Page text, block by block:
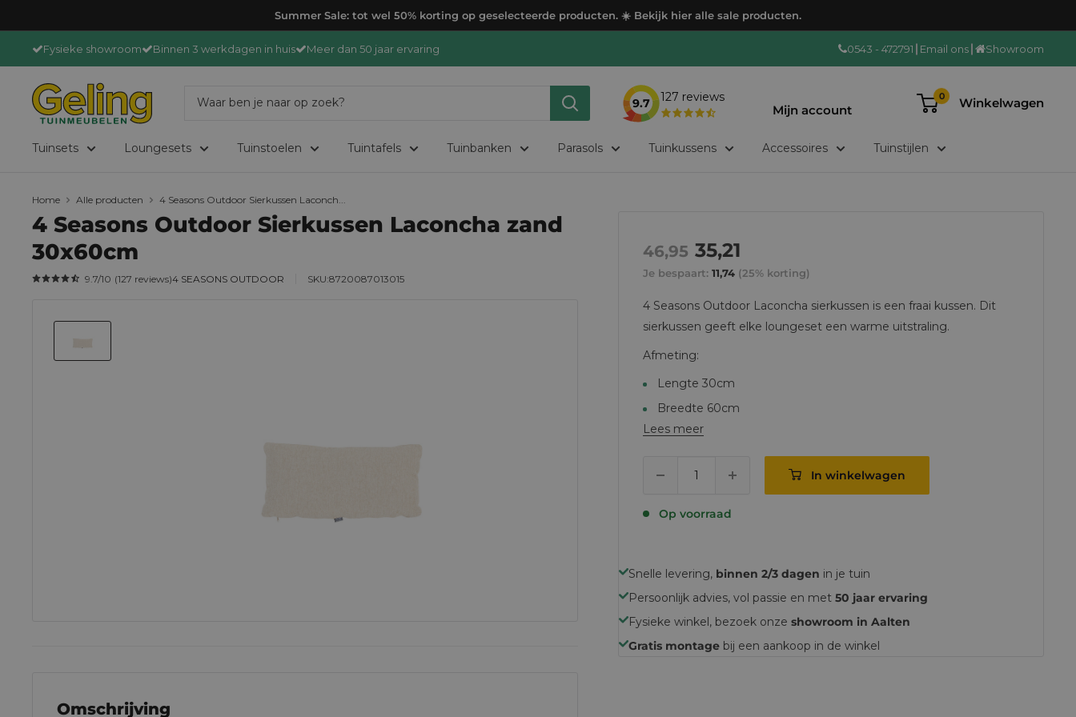
door
Summer Sale: tot wel 50% korting op geselecteerde producten. ☀️ Bekijk hier alle sale producten.
Fysieke showroom Binnen 3 werkdagen in huis Meer dan 50 jaar ervaring 0543 - 472791 Email ons Showroom
GelingTuinmeubelen
9.7 127 reviews
Mijn account
0 Winkelwagen
Tuinsets Loungesets Tuinstoelen Tuintafels Tuinbanken Parasols Tuinkussens Accessoires Tuinstijlen
Home Alle producten 4 Seasons Outdoor Sierkussen Laconch...
4 Seasons Outdoor Sierkussen Laconcha zand
30x60cm
9.7/10 (127 reviews)4 SEASONS OUTDOOR SKU:8720087013015
Normale
prijs
46,95 Actie
prijs
35,21
Je bespaart: 11,74 (25% korting)
4 Seasons Outdoor Laconcha sierkussen is een fraai kussen. Dit
sierkussen geeft elke loungeset een warme uitstraling.
Afmeting:
Lengte 30cm
Breedte 60cm
Dikte 15cm
Lees meer
In winkelwagen
Op voorraad
Snelle levering, binnen 2/3 dagen in je tuin
Persoonlijk advies, vol passie en met 50 jaar ervaring
Fysieke winkel, bezoek onze showroom in Aalten
Gratis montage bij een aankoop in de winkel
Omschrijving